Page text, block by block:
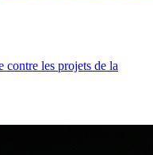
contre les projets de la